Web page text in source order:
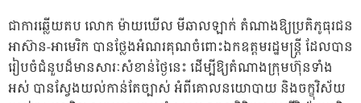
ជាការឆ្លើយតប លោក ម៉ាយឃើល មីឆាលឡាក់ តំណាងឱ្យប្រតិភូធុរជន
អាស៊ាន-អាមេរិក បានថ្លែងអំណរគុណចំពោះឯកឧត្តមរដ្ឋមន្ត្រី ដែលបាន
រៀបចំជំនួបដ៏មានសារៈសំខាន់ថ្ងៃនេះ ដើម្បីឱ្យតំណាងក្រុមហ៊ុនទាំង
អស់ បានស្វែងយល់កាន់តែច្បាស់ អំពីគោលនយោបាយ និងចក្ខុវិស័យ